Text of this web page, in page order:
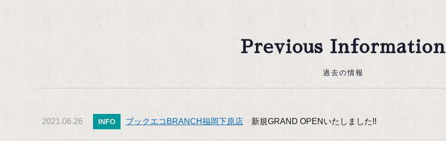
Previous Information
過去の情報
2021.06.26 INFO ブックエコBRANCH福岡下原店 新規GRAND OPENいたしました!!